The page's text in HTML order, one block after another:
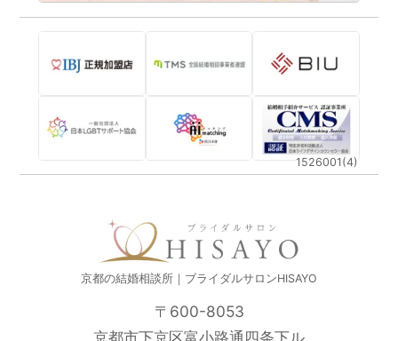
1526001(4)
京都の結婚相談所｜ブライダルサロンHISAYO
〒600-8053
京都市下京区富小路通四条下ル